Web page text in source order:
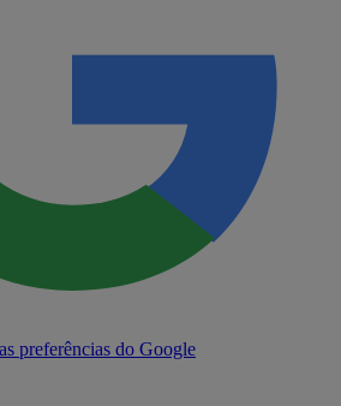
preferências do Google